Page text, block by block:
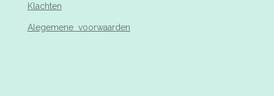
Klachten
Alegemene voorwaarden